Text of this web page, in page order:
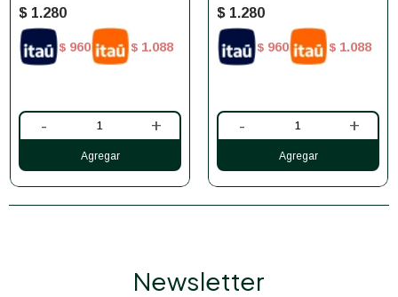
$ 1.280
$ 960 $ 1.088
- +
$ 1.280
$ 960 $ 1.088
- +
Newsletter